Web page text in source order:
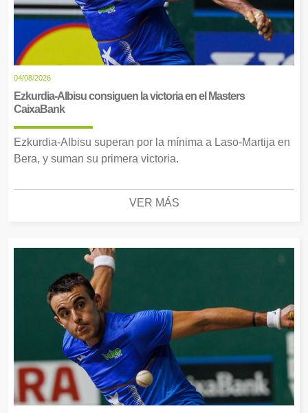
04/08/2026
Ezkurdia-Albisu consiguen la victoria en el Masters
CaixaBank
Ezkurdia-Albisu superan por la mínima a Laso-Martija en
Bera, y suman su primera victoria.
VER MÁS